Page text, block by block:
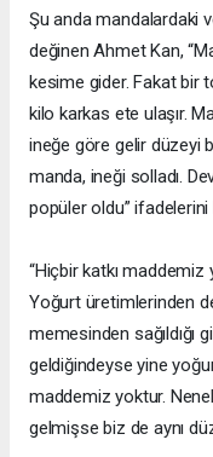
Şu anda mandalardaki
değinen Ahmet Kan,
kesime gider. Fakat bir
kilo karkas ete ulaşır.
ineğe göre gelir düzeyi
manda, ineği solladı.
popüler oldu” ifadelerini
“Hiçbir katkı maddemiz
Yoğurt üretimlerinden
memesinden sağıldığı
geldiğindeyse yine
maddemiz yoktur.
gelmişse biz de aynı